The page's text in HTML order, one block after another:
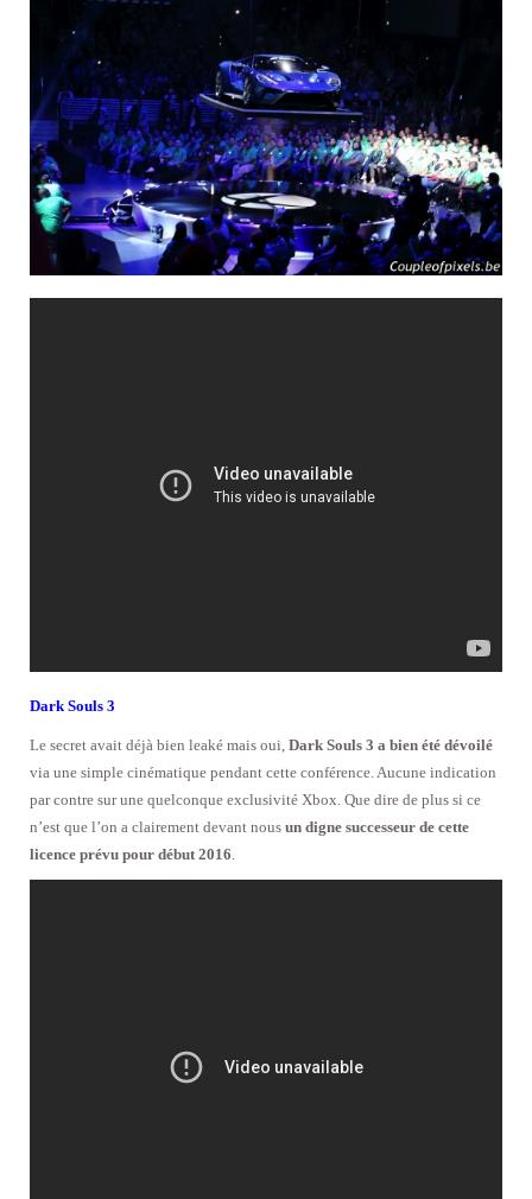
Dark Souls 3
Le secret avait déjà bien leaké mais oui, Dark Souls 3 a bien été dévoilé
via une simple cinématique pendant cette conférence. Aucune indication
par contre sur une quelconque exclusivité Xbox. Que dire de plus si ce
n’est que l’on a clairement devant nous un digne successeur de cette
licence prévu pour début 2016.